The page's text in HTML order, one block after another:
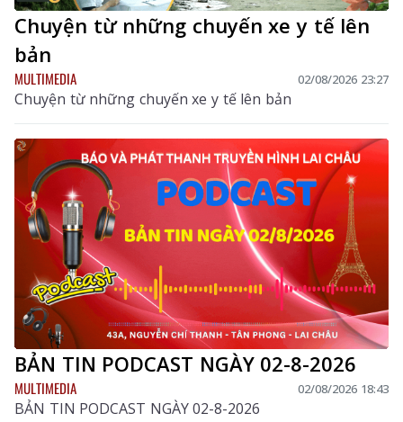
Chuyện từ những chuyến xe y tế lên
bản
MULTIMEDIA 02/08/2026 23:27
Chuyện từ những chuyến xe y tế lên bản
BẢN TIN PODCAST NGÀY 02-8-2026
MULTIMEDIA 02/08/2026 18:43
BẢN TIN PODCAST NGÀY 02-8-2026